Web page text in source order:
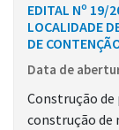
EDITAL Nº 19/
LOCALIDADE
DE
Data de
Construção de
construção de